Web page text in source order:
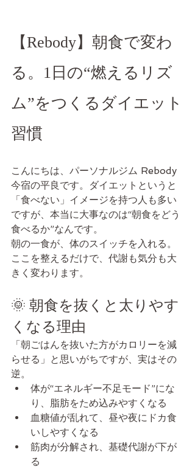
【Rebody】朝食で変わ
る。1日の“燃えるリズ
ム”をつくるダイエット
習慣
こんにちは、パーソナルジム Rebody
今宿の平良です。ダイエットというと
「食べない」イメージを持つ人も多い
ですが、本当に大事なのは“朝食をどう
食べるか”なんです。
朝の一食が、体のスイッチを入れる。
ここを整えるだけで、代謝も気分も大
きく変わります。
🌞 朝食を抜くと太りやす
くなる理由
「朝ごはんを抜いた方がカロリーを減
らせる」と思いがちですが、実はその
逆。
体が“エネルギー不足モード”にな
り、脂肪をため込みやすくなる
血糖値が乱れて、昼や夜にドカ食
いしやすくなる
筋肉が分解され、基礎代謝が下が
る